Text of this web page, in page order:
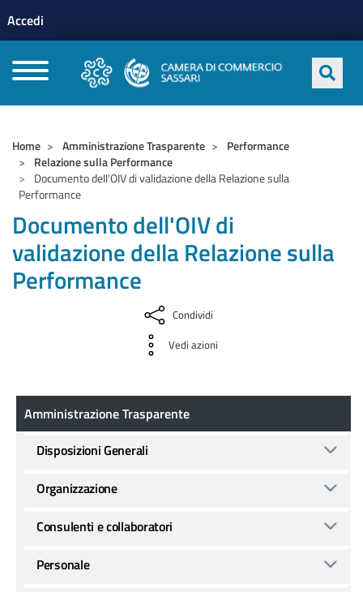
profilo utente
Accedi
Home Amministrazione Trasparente
Performance
Relazione sulla Performance
Documento dell'OIV di validazione della Relazione sulla
Performance
Documento dell'OIV di
validazione della Relazione sulla
Performance
Condividi
Vedi azioni
Amministrazione Trasparente
Amministrazione Trasparente
Disposizioni Generali
Organizzazione
Consulenti e collaboratori
Personale